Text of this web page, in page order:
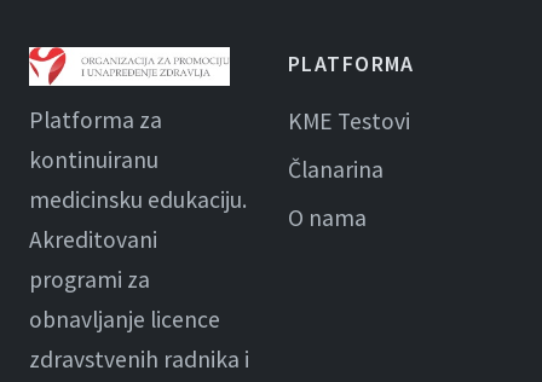
Platforma za
kontinuiranu
medicinsku edukaciju.
Akreditovani
programi za
obnavljanje licence
zdravstvenih radnika i
PLATFORMA
KME Testovi
Članarina
O nama